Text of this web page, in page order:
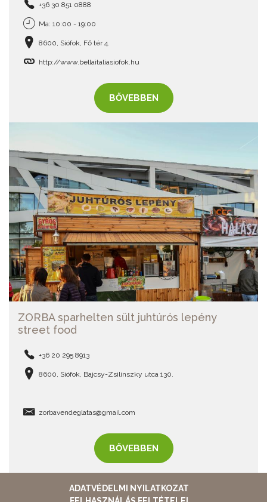
+36 30 851 0888
Ma: 10:00 - 19:00
8600, Siófok, Fő tér 4.
http://www.bellaitaliasiofok.hu
BŐVEBBEN
ZORBA sparhelten sült juhtúrós lepény
street food
+36 20 295 8913
8600, Siófok, Bajcsy-Zsilinszky utca 130.
zorbavendeglatas@gmail.com
BŐVEBBEN
ADATVÉDELMI NYILATKOZAT